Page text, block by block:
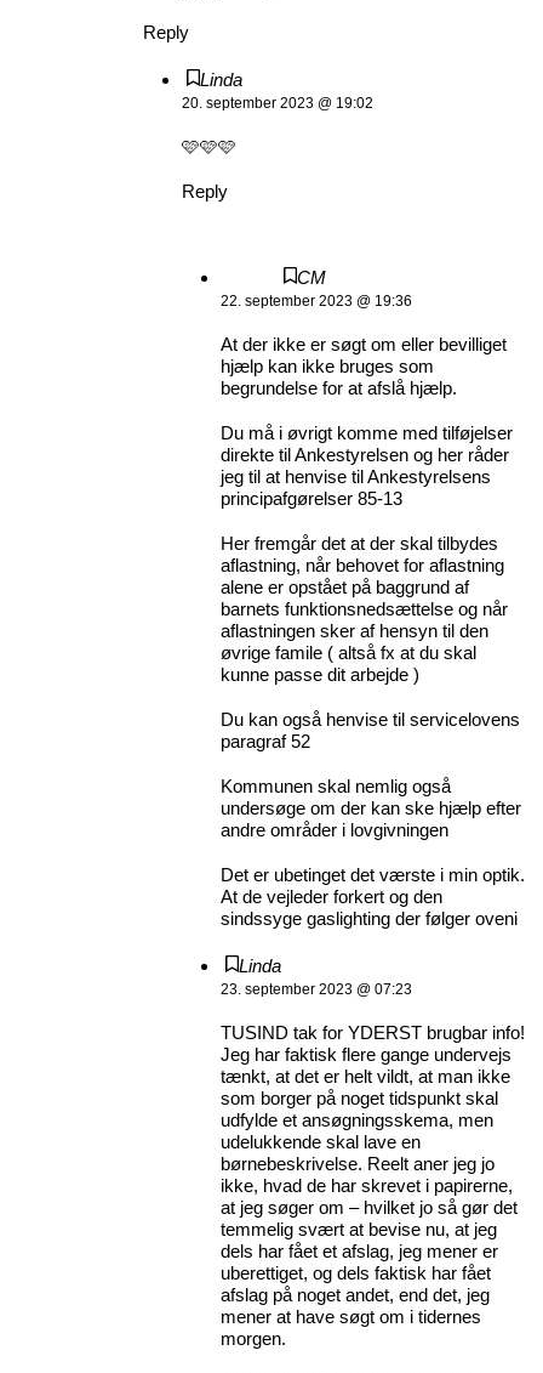
Reply
Linda
20. september 2023 @ 19:02
🩷🩷🩷
Reply
CM
22. september 2023 @ 19:36
At der ikke er søgt om eller bevilliget
hjælp kan ikke bruges som
begrundelse for at afslå hjælp.
Du må i øvrigt komme med tilføjelser
direkte til Ankestyrelsen og her råder
jeg til at henvise til Ankestyrelsens
principafgørelser 85-13
Her fremgår det at der skal tilbydes
aflastning, når behovet for aflastning
alene er opstået på baggrund af
barnets funktionsnedsættelse og når
aflastningen sker af hensyn til den
øvrige famile ( altså fx at du skal
kunne passe dit arbejde )
Du kan også henvise til servicelovens
paragraf 52
Kommunen skal nemlig også
undersøge om der kan ske hjælp efter
andre områder i lovgivningen
Det er ubetinget det værste i min optik.
At de vejleder forkert og den
sindssyge gaslighting der følger oveni
Linda
23. september 2023 @ 07:23
TUSIND tak for YDERST brugbar info!
Jeg har faktisk flere gange undervejs
tænkt, at det er helt vildt, at man ikke
som borger på noget tidspunkt skal
udfylde et ansøgningsskema, men
udelukkende skal lave en
børnebeskrivelse. Reelt aner jeg jo
ikke, hvad de har skrevet i papirerne,
at jeg søger om – hvilket jo så gør det
temmelig svært at bevise nu, at jeg
dels har fået et afslag, jeg mener er
uberettiget, og dels faktisk har fået
afslag på noget andet, end det, jeg
mener at have søgt om i tidernes
morgen.